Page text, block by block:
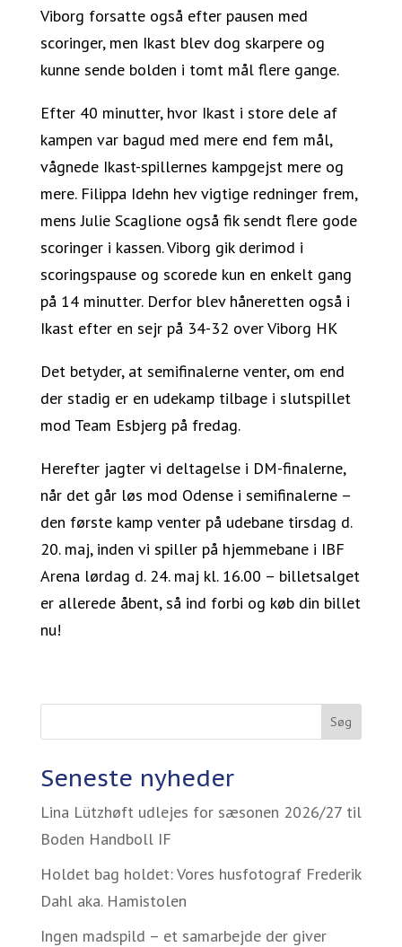
Viborg forsatte også efter pausen med
scoringer, men Ikast blev dog skarpere og
kunne sende bolden i tomt mål flere gange.
Efter 40 minutter, hvor Ikast i store dele af
kampen var bagud med mere end fem mål,
vågnede Ikast-spillernes kampgejst mere og
mere. Filippa Idehn hev vigtige redninger frem,
mens Julie Scaglione også fik sendt flere gode
scoringer i kassen. Viborg gik derimod i
scoringspause og scorede kun en enkelt gang
på 14 minutter. Derfor blev håneretten også i
Ikast efter en sejr på 34-32 over Viborg HK
Det betyder, at semifinalerne venter, om end
der stadig er en udekamp tilbage i slutspillet
mod Team Esbjerg på fredag.
Herefter jagter vi deltagelse i DM-finalerne,
når det går løs mod Odense i semifinalerne –
den første kamp venter på udebane tirsdag d.
20. maj, inden vi spiller på hjemmebane i IBF
Arena lørdag d. 24. maj kl. 16.00 – billetsalget
er allerede åbent, så ind forbi og køb din billet
nu!
Søg
Seneste nyheder
Lina Lützhøft udlejes for sæsonen 2026/27 til
Boden Handboll IF
Holdet bag holdet: Vores husfotograf Frederik
Dahl aka. Hamistolen
Ingen madspild – et samarbejde der giver